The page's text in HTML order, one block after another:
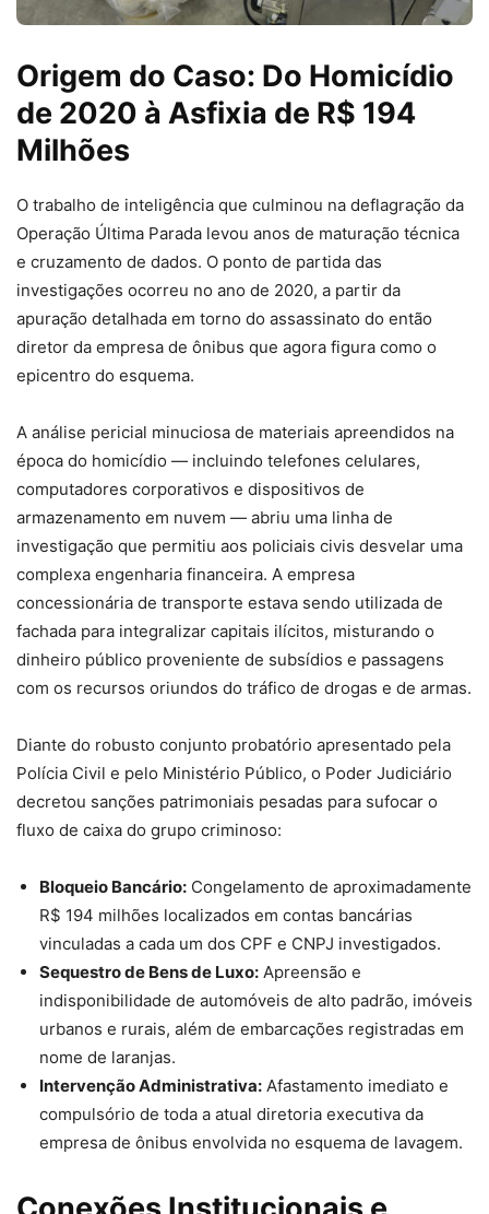
Origem do Caso: Do Homicídio
de 2020 à Asfixia de R$ 194
Milhões
O trabalho de inteligência que culminou na deflagração da
Operação Última Parada levou anos de maturação técnica
e cruzamento de dados. O ponto de partida das
investigações ocorreu no ano de 2020, a partir da
apuração detalhada em torno do assassinato do então
diretor da empresa de ônibus que agora figura como o
epicentro do esquema.
A análise pericial minuciosa de materiais apreendidos na
época do homicídio — incluindo telefones celulares,
computadores corporativos e dispositivos de
armazenamento em nuvem — abriu uma linha de
investigação que permitiu aos policiais civis desvelar uma
complexa engenharia financeira. A empresa
concessionária de transporte estava sendo utilizada de
fachada para integralizar capitais ilícitos, misturando o
dinheiro público proveniente de subsídios e passagens
com os recursos oriundos do tráfico de drogas e de armas.
Diante do robusto conjunto probatório apresentado pela
Polícia Civil e pelo Ministério Público, o Poder Judiciário
decretou sanções patrimoniais pesadas para sufocar o
fluxo de caixa do grupo criminoso:
Bloqueio Bancário: Congelamento de aproximadamente
R$ 194 milhões localizados em contas bancárias
vinculadas a cada um dos CPF e CNPJ investigados.
Sequestro de Bens de Luxo: Apreensão e
indisponibilidade de automóveis de alto padrão, imóveis
urbanos e rurais, além de embarcações registradas em
nome de laranjas.
Intervenção Administrativa: Afastamento imediato e
compulsório de toda a atual diretoria executiva da
empresa de ônibus envolvida no esquema de lavagem.